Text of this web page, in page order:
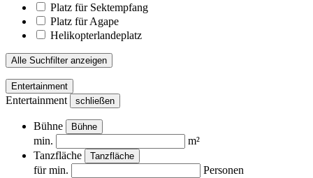
Platz für Sektempfang
Platz für Agape
Helikopterlandeplatz
Alle Suchfilter anzeigen
Entertainment
Entertainment schließen
Bühne Bühne
min.
m²
Tanzfläche
Tanzfläche
für min.
Personen